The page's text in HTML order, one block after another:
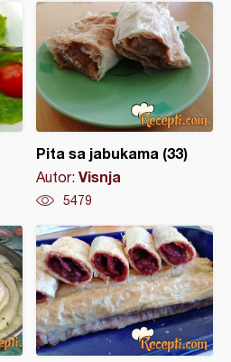
Pita sa jabukama (33)
Autor: Visnja
5479